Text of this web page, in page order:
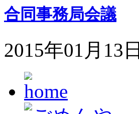
合同事務局会議
2015年01月13日